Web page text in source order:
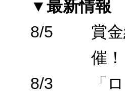
▼最新情報
8/5
賞
催！
8/3
「